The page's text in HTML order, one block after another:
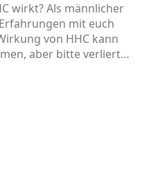
wirkt? Als männlicher
mit euch
von HHC kann
aber bitte verliert
als Prozess verstehen
gute Dinge manchmal
auf dieser spannenden